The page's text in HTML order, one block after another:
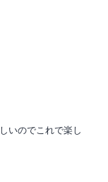
いのでこれで楽し